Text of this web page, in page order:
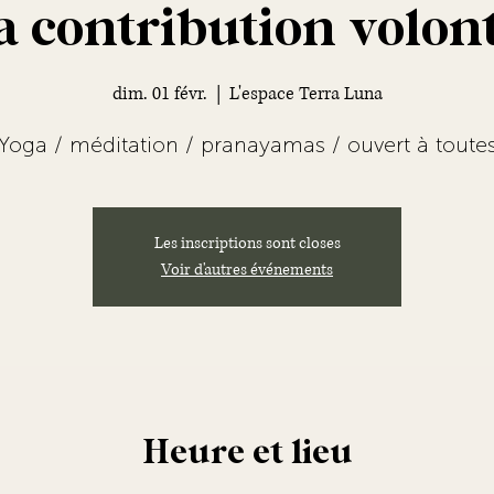
contribution
dim. 01 févr. L'espace Terra Luna
Les inscriptions sont closes
Voir d'autres événements
Heure et lieu